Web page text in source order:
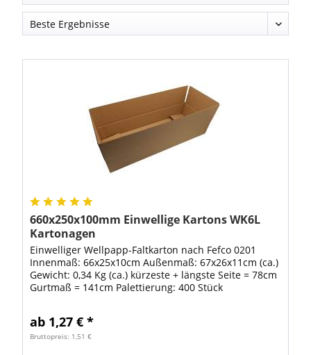
660x250x100mm Einwellige Kartons WK6L
Kartonagen
Einwelliger Wellpapp-Faltkarton nach Fefco 0201
Innenmaß: 66x25x10cm Außenmaß: 67x26x11cm (ca.)
Gewicht: 0,34 Kg (ca.) kürzeste + längste Seite = 78cm
Gurtmaß = 141cm Palettierung: 400 Stück
ab 1,27 € *
Bruttopreis: 1,51 €